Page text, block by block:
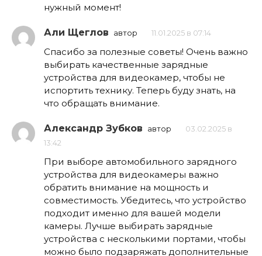
нужный момент!
Али Щеглов автор 11.01.2025 в 07:14
Спасибо за полезные советы! Очень важно
выбирать качественные зарядные
устройства для видеокамер, чтобы не
испортить технику. Теперь буду знать, на
что обращать внимание.
Александр Зубков автор
03.02.2025 в
13:42
При выборе автомобильного зарядного
устройства для видеокамеры важно
обратить внимание на мощность и
совместимость. Убедитесь, что устройство
подходит именно для вашей модели
камеры. Лучше выбирать зарядные
устройства с несколькими портами, чтобы
можно было подзаряжать дополнительные